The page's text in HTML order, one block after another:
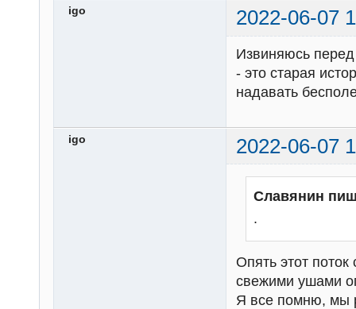
igo 2022-06-07
Извиняюсь
- это старая
надавать
igo 2022-06-07
Славянин
.
Опять этот
свежими ушами
Я все помню, мы